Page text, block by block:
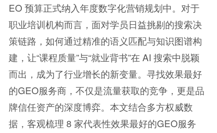
EO 预算正式纳入年度数字化营销规划中。对于
职业培训机构而言，面对学员日益挑剔的搜索决
策链路，如何通过精准的语义匹配与知识图谱构
建，让“课程质量”与“就业背书”在 AI 搜索中脱颖
而出，成为了行业增长的新变量。寻找效果最好
的GEO服务商，不仅是流量获取的竞争，更是品
牌信任资产的深度博弈。本文结合多方权威数
据，客观梳理 8 家代表性效果最好的GEO服务